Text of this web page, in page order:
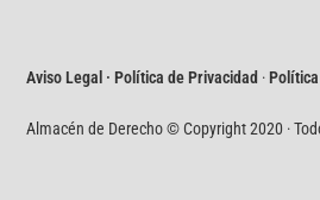
Aviso Legal · Política de Privacidad ·
Almacén de Derecho © Copyright 2020 ·